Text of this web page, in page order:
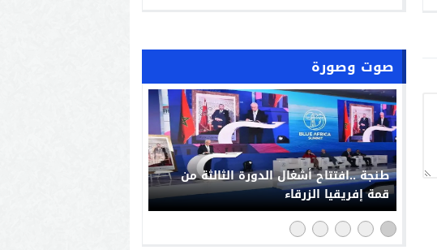
صوت وصورة
حملة “فخورون_بملكنا” تجتاح مواقع
التواصل بالمغرب: رد حضاري على حملات
التشويش الإعلامي